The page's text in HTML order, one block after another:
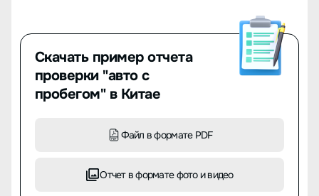
Скачать пример отчета
проверки "авто с
пробегом" в Китае
Файл в формате PDF
Отчет в формате фото и видео